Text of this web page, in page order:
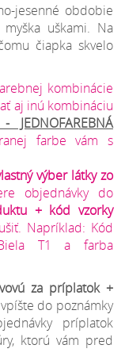
jesenné obdobie
uškami. Na
čiapka skvelo
kombinácie
aj inú kombináciu
farbe vám s
výber látky zo
objednávky do
+ kód vzorky
Napríklad: Kód
T1
a farba
za príplatok +
do poznámky
príplatok
ktorú vám pred